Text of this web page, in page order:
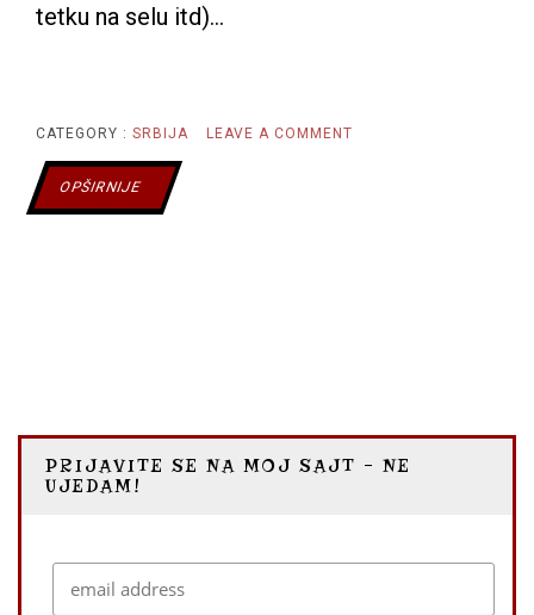
tetku na selu itd)…
CATEGORY : SRBIJA LEAVE A COMMENT
OPŠIRNIJE
PRIJAVITE SE NA MOJ SAJT – NE
UJEDAM!